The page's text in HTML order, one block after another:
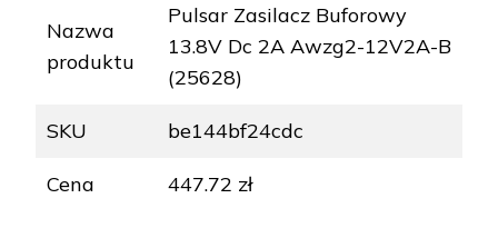
Nazwa
produktu
Pulsar Zasilacz Buforowy
13.8V Dc 2A Awzg2-12V2A-B
(25628)
SKU be144bf24cdc
Cena 447.72 zł